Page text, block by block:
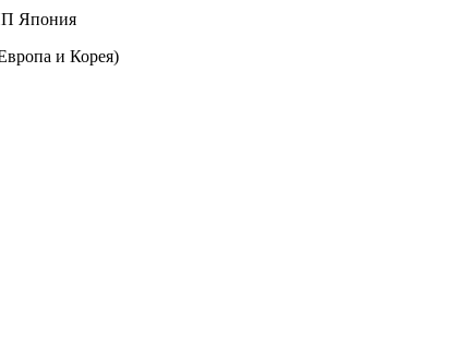
Япония
и Корея)